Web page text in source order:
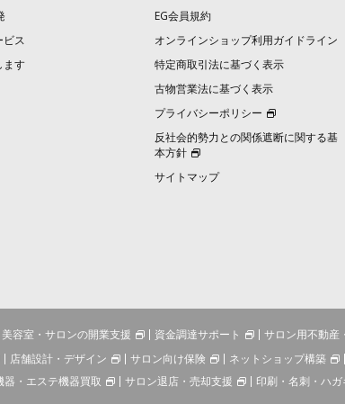
ビス
ます
EG会員規約
オンラインショップ利用ガイドライン
特定商取引法に基づく表示
古物営業法に基づく表示
プライバシーポリシー
反社会的勢力との関係遮断に関する基
本方針
サイトマップ
美容室・サロンの開業支援 資金調達サポート
サロン用不動産
店舗設計・デザイン サロン向け保険 ネットショップ構築
器・エステ機器買取 サロン退店・売却支援 印刷・名刺・ハ